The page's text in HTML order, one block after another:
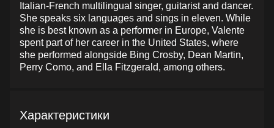
Italian-French multilingual singer, guitarist and dancer.
She speaks six languages and sings in eleven. While
she is best known as a performer in Europe, Valente
spent part of her career in the United States, where
she performed alongside Bing Crosby, Dean Martin,
Perry Como, and Ella Fitzgerald, among others.
Характеристики